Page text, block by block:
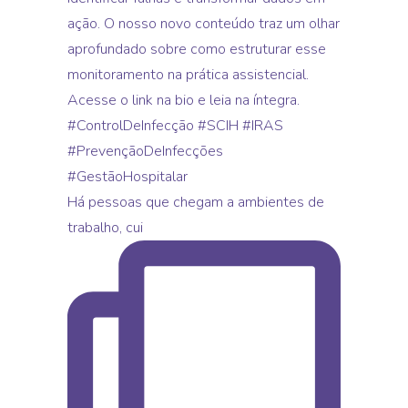
Há pessoas que chegam a ambientes de
trabalho, cui